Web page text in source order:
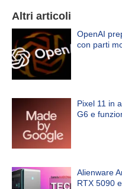
Altri articoli
OpenAI
con parti
Pixel 11 in
G6 e
Alienware
RTX 5090